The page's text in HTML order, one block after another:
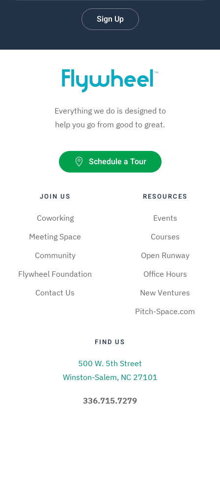
Sign Up
Everything we do is designed to
help you go from good to great.
Schedule a Tour
JOIN US
Coworking
Meeting Space
Community
Flywheel Foundation
Contact Us
RESOURCES
Events
Courses
Open Runway
Office Hours
New Ventures
Pitch-Space.com
FIND US
500 W. 5th Street
Winston-Salem, NC 27101
336.715.7279